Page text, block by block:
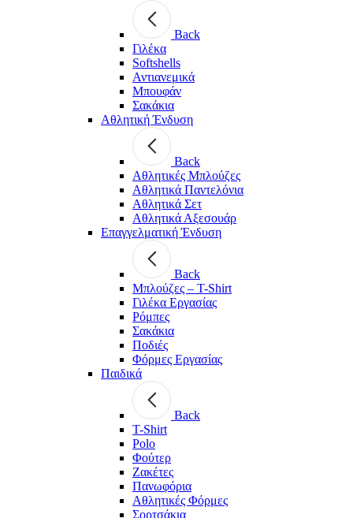
Back
Γιλέκα
Softshells
Αντιανεμικά
Μπουφάν
Σακάκια
Αθλητική Ένδυση
Back
Aθλητικές Μπλούζες
Αθλητικά Παντελόνια
Αθλητικά Σετ
Αθλητικά Αξεσουάρ
Επαγγελματική Ένδυση
Back
Μπλούζες – T-Shirt
Γιλέκα Εργασίας
Ρόμπες
Σακάκια
Ποδιές
Φόρμες Εργασίας
Παιδικά
Back
T-Shirt
Polo
Φούτερ
Ζακέτες
Πανωφόρια
Αθλητικές Φόρμες
Σορτσάκια